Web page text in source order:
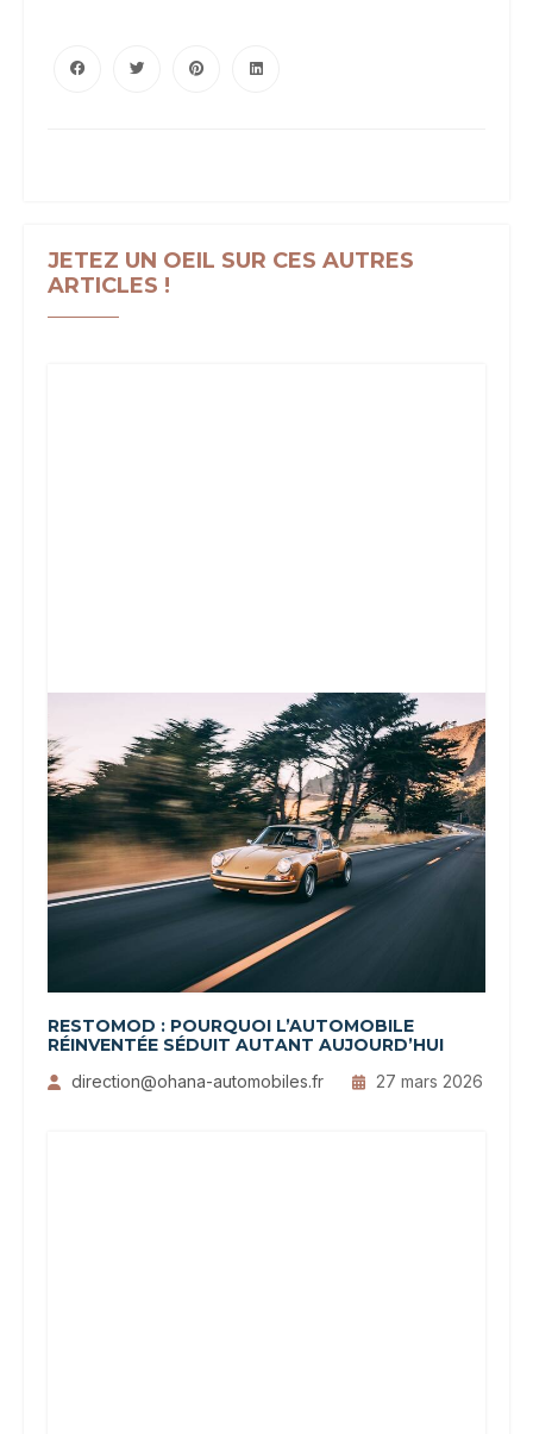
JETEZ UN OEIL SUR CES AUTRES
ARTICLES !
RESTOMOD : POURQUOI L’AUTOMOBILE
RÉINVENTÉE SÉDUIT AUTANT AUJOURD’HUI
direction@ohana-automobiles.fr 27 mars 2026